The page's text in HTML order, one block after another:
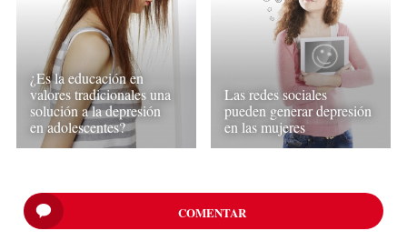
¿Es la educación en
valores tradicionales una
solución a la depresión
en adolescentes?
Las redes sociales
pueden generar depresión
en las mujeres
COMENTAR